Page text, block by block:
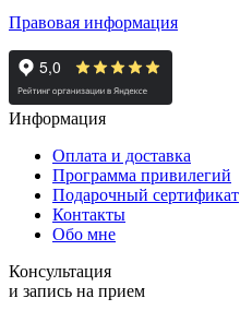
Правовая информация
Информация
Оплата и доставка
Программа привилегий
Подарочный сертификат
Контакты
Обо мне
Консультация
и запись на прием